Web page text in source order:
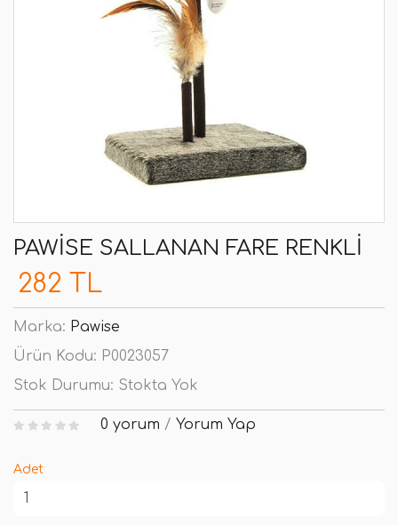
PAWISE SALLANAN FARE RENKLI
282 TL
Marka: Pawise
Ürün Kodu: P0023057
Stok Durumu: Stokta Yok
0 yorum / Yorum Yap
Adet